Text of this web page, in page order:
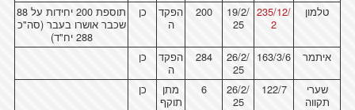
טלמון
235/12/
2
19/2/
25
200
הפקד
ה
כן
תוספת 200 יחידות על 88
שכבר אושרו בעבר (סה"כ
288 יח"ד)
איתמר
163/3/6
26/2/
25
284
הפקד
ה
כן
שערי
תקווה
122/7
26/2/
25
6
מתן
תוקף
כן